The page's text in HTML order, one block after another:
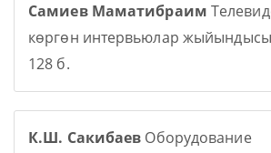
Самиев Маматибраим
көргөн интервьюлар
128 б.
К.Ш. Сакибаев Оборудование